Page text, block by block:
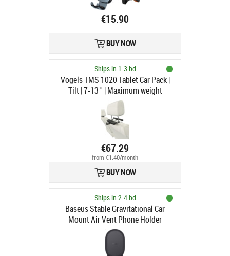
€15.90
BUY NOW
Ships in 1-3 bd
Vogels TMS 1020 Tablet Car Pack |
Tilt | 7-13 " | Maximum weight
(capacity) 1 kg | Black
€67.29
from €1.40/month
BUY NOW
Ships in 2-4 bd
Baseus Stable Gravitational Car
Mount Air Vent Phone Holder